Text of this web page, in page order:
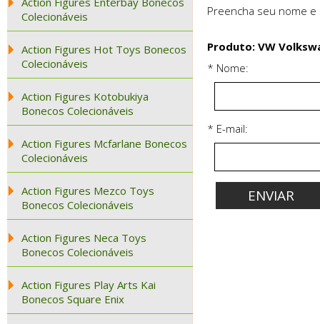
Colecionáveis
Action Figures Hot Toys Bonecos
Colecionáveis
Action Figures Kotobukiya
Bonecos Colecionáveis
Action Figures Mcfarlane Bonecos
Colecionáveis
Action Figures Mezco Toys
Bonecos Colecionáveis
Action Figures Neca Toys
Bonecos Colecionáveis
Action Figures Play Arts Kai
Bonecos Square Enix
Preencha seu nome
Produto: VW
* Nome:
* E-mail: